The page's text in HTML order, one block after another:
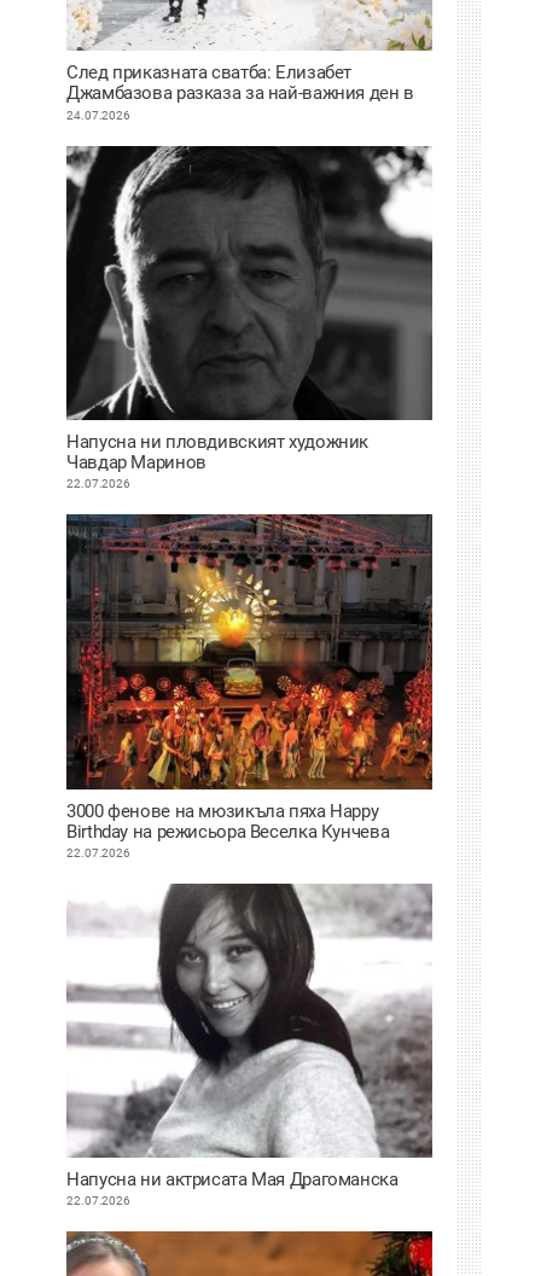
След приказната сватба: Елизабет
Джамбазова разказа за най-важния ден в
живота си
24.07.2026
Напусна ни пловдивският художник
Чавдар Маринов
22.07.2026
3000 фенове на мюзикъла пяха Happy
Birthday на режисьора Веселка Кунчева
22.07.2026
Напусна ни актрисата Мая Драгоманска
22.07.2026